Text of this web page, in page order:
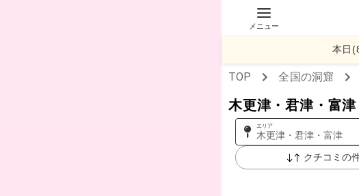
メニュー
本日(
TOP 全国の洞窟
木更津・君津・富
エリア
木更津・君津・富津
クチコミの